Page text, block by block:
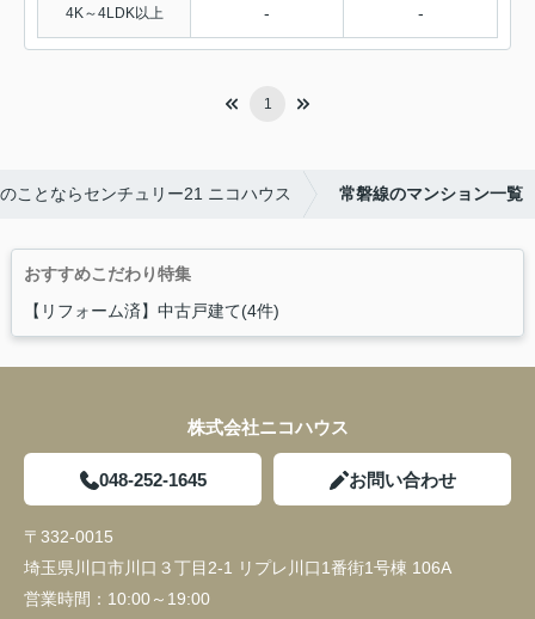
4K～4LDK以上 - -
1
ことならセンチュリー21 ニコハウス 常磐線のマンション一覧
おすすめこだわり特集
【リフォーム済】中古戸建て(4件)
株式会社ニコハウス
048-252-1645 お問い合わせ
〒332-0015
埼玉県川口市川口３丁目2-1 リプレ川口1番街1号棟 106A
営業時間： 10:00～19:00